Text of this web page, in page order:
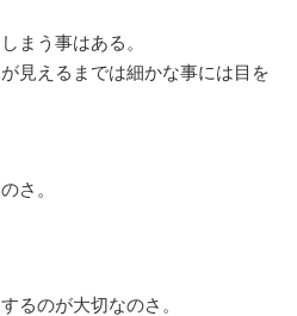
まう事はある。
見えるまでは細かな事には目を
さ。
るのが大切なのさ。